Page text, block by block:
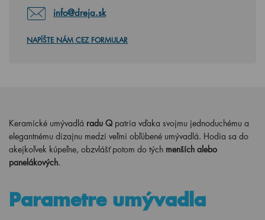
info@dreja.sk
NAPÍŠTE NÁM CEZ FORMULAR
Keramické umývadlá radu Q patria vďaka svojmu jednoduchému a
elegantnému dizajnu medzi veľmi obľúbené umývadlá. Hodia sa do
akejkoľvek kúpeľne, obzvlášť potom do tých menších alebo
panelákových.
Parametre umývadla